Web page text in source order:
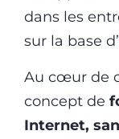
dans les
sur la base d’
Au cœur de
concept de
Internet,